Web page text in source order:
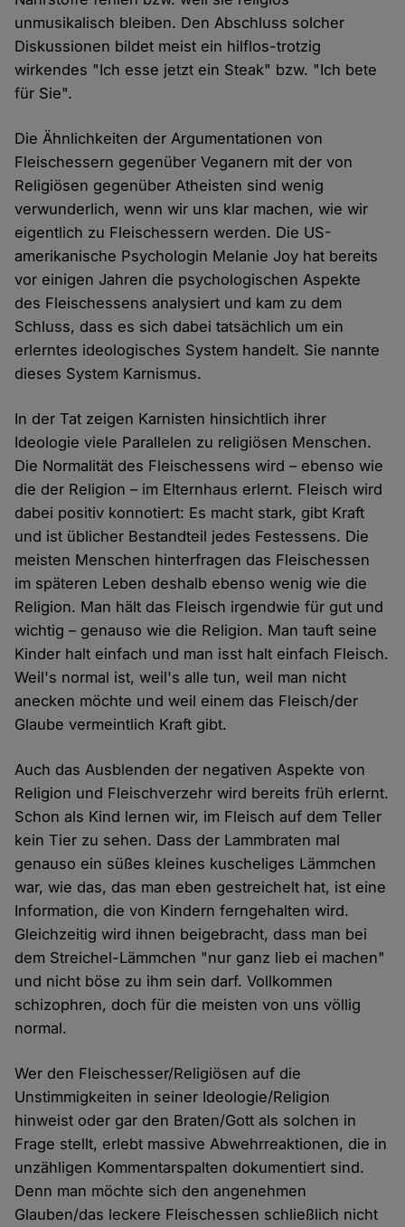
unmusikalisch bleiben. Den Abschluss solcher
Diskussionen bildet meist ein hilflos-trotzig
wirkendes "Ich esse jetzt ein Steak" bzw. "Ich bete
für Sie".
Die Ähnlichkeiten der Argumentationen von
Fleischessern gegenüber Veganern mit der von
Religiösen gegenüber Atheisten sind wenig
verwunderlich, wenn wir uns klar machen, wie wir
eigentlich zu Fleischessern werden. Die US-
amerikanische Psychologin Melanie Joy hat bereits
vor einigen Jahren die psychologischen Aspekte
des Fleischessens analysiert und kam zu dem
Schluss, dass es sich dabei tatsächlich um ein
erlerntes ideologisches System handelt. Sie nannte
dieses System Karnismus.
In der Tat zeigen Karnisten hinsichtlich ihrer
Ideologie viele Parallelen zu religiösen Menschen.
Die Normalität des Fleischessens wird – ebenso wie
die der Religion – im Elternhaus erlernt. Fleisch wird
dabei positiv konnotiert: Es macht stark, gibt Kraft
und ist üblicher Bestandteil jedes Festessens. Die
meisten Menschen hinterfragen das Fleischessen
im späteren Leben deshalb ebenso wenig wie die
Religion. Man hält das Fleisch irgendwie für gut und
wichtig – genauso wie die Religion. Man tauft seine
Kinder halt einfach und man isst halt einfach Fleisch.
Weil's normal ist, weil's alle tun, weil man nicht
anecken möchte und weil einem das Fleisch/der
Glaube vermeintlich Kraft gibt.
Auch das Ausblenden der negativen Aspekte von
Religion und Fleischverzehr wird bereits früh erlernt.
Schon als Kind lernen wir, im Fleisch auf dem Teller
kein Tier zu sehen. Dass der Lammbraten mal
genauso ein süßes kleines kuscheliges Lämmchen
war, wie das, das man eben gestreichelt hat, ist eine
Information, die von Kindern ferngehalten wird.
Gleichzeitig wird ihnen beigebracht, dass man bei
dem Streichel-Lämmchen "nur ganz lieb ei machen"
und nicht böse zu ihm sein darf. Vollkommen
schizophren, doch für die meisten von uns völlig
normal.
Wer den Fleischesser/Religiösen auf die
Unstimmigkeiten in seiner Ideologie/Religion
hinweist oder gar den Braten/Gott als solchen in
Frage stellt, erlebt massive Abwehrreaktionen, die in
unzähligen Kommentarspalten dokumentiert sind.
Denn man möchte sich den angenehmen
Glauben/das leckere Fleischessen schließlich nicht